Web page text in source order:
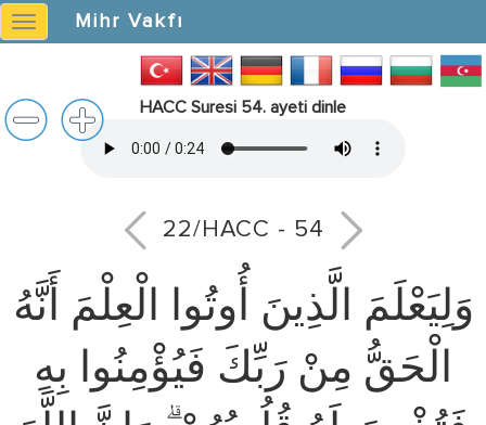
Mihr
Vakfı
Mihr Vakfı
HACC Suresi 54. ayeti dinle
22/HACC - 54
وَلِيَعْلَمَ الَّذِينَ أُوتُوا الْعِلْمَ أَنَّهُ
الْحَقُّ مِنْ رَبِّكَ فَيُؤْمِنُوا بِهِ